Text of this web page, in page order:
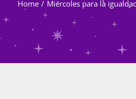
Atención de la
Home Miércoles para la